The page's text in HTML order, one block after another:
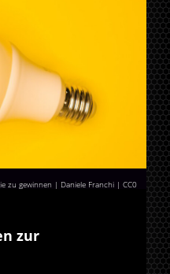
zu gewinnen | Daniele Franchi |CC0
zur